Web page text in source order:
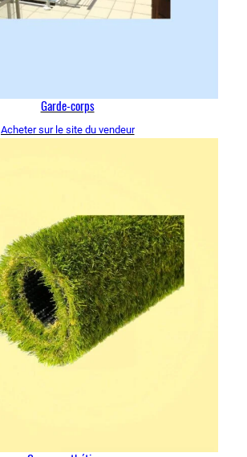
Garde-corps
Acheter sur le site du vendeur